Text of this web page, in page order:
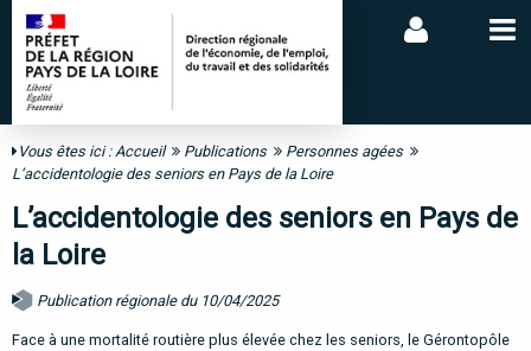
Vous êtes ici :Accueil Publications
Personnes agées
L’accidentologie des seniors en Pays de la Loire
L’accidentologie des seniors en Pays de
la Loire
Publication régionale du 10/04/2025
Face à une mortalité routière plus élevée chez les seniors, le Gérontopôle